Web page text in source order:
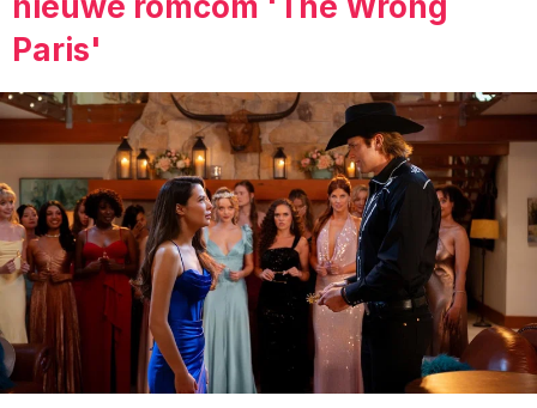
Paris'